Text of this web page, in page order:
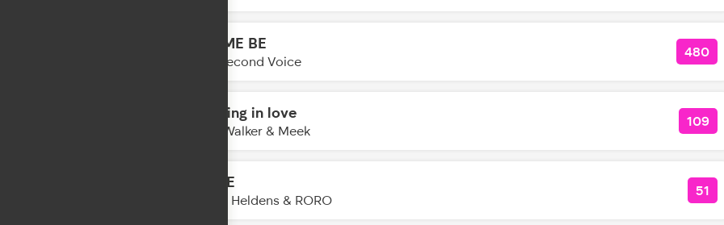
LET ME BE
The Second Voice
480
Dancing in love
Alan Walker & Meek
109
SHINE
Oliver Heldens & RORO
51